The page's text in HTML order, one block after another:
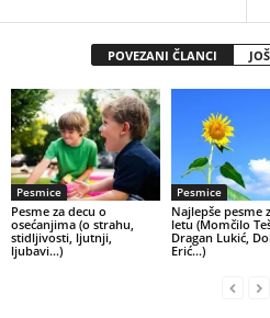
POVEZANI ČLANCI
Pesmice
Pesme za decu o
osećanjima (o strahu,
stidljivosti, ljutnji,
ljubavi…)
Pesmice
Najlepše pesme
letu (Momčilo
Dragan Lukić,
Erić…)